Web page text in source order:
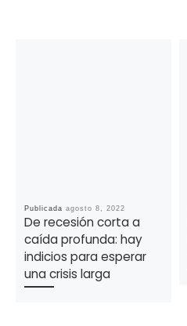
Publicada agosto 8, 2022
De recesión corta a
caída profunda: hay
indicios para esperar
una crisis larga